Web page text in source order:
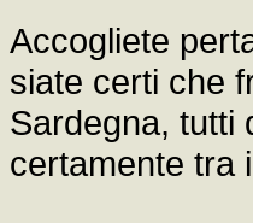
Accogliete
siate certi che
Sardegna, tutti
certamente tra